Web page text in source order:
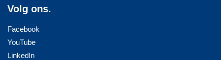
Volg ons.
Facebook
YouTube
LinkedIn